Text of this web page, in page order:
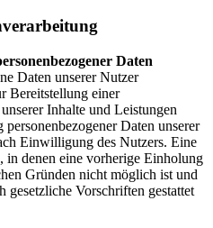
Daten
Daten unserer Nutzer
Bereitstellung einer
Inhalte und Leistungen
Daten unserer
Einwilligung des Nutzers. Eine
in denen eine vorherige Einholung
Gründen nicht möglich ist und
gesetzliche Vorschriften gestattet